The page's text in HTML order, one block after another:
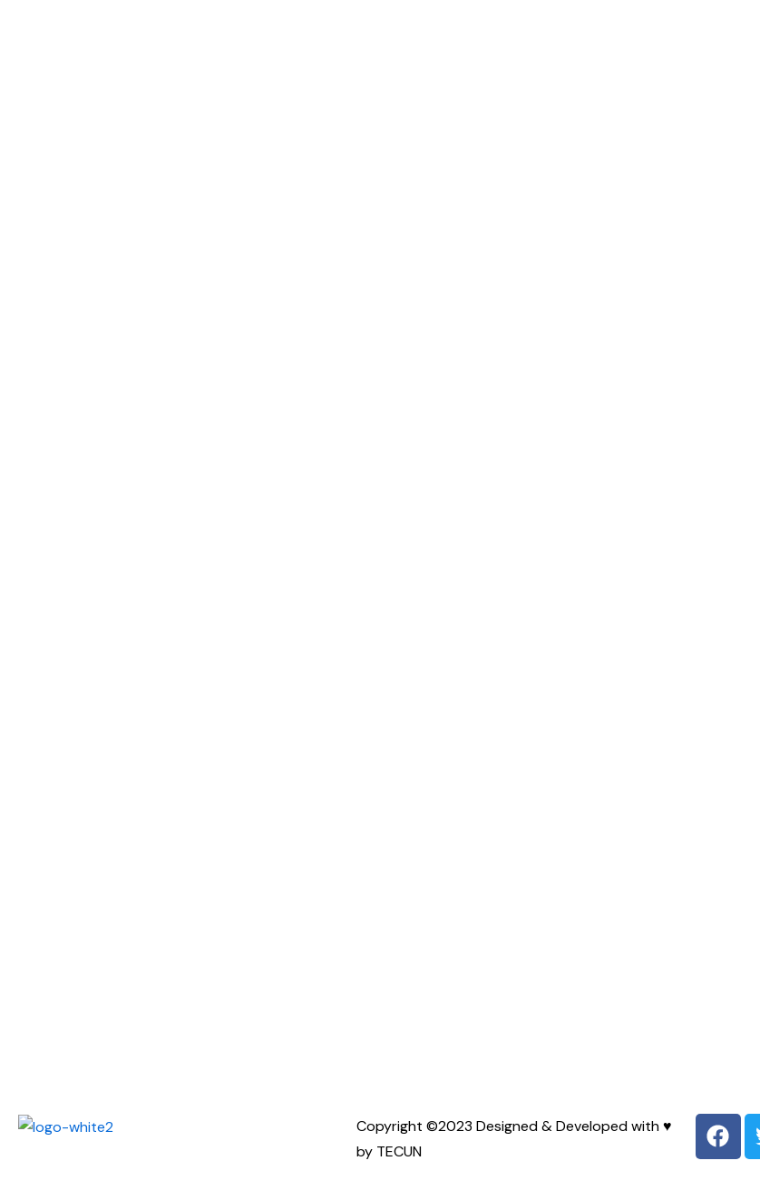
Copyright ©2023 Designed & Developed with ♥
by TECUN